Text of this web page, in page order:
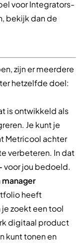
voor Integrators-
bekijk dan de
zijn er meerdere
hetzelfde doel:
is ontwikkeld als
Je kunt je
Metricool achter
verbeteren. In dat
voor jou bedoeld.
heeft
zoekt een tool
digitaal product
kunt tonen en